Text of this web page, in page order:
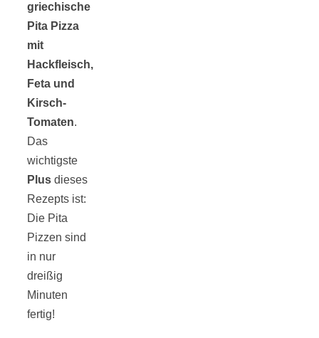
griechische
Pita Pizza
mit
Hackfleisch,
Feta und
Kirsch-
Tomaten.
Das
wichtigste
Plus dieses
Rezepts ist:
Die Pita
Pizzen sind
in nur
dreißig
Minuten
fertig!